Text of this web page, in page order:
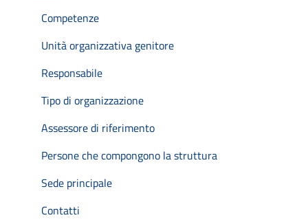
Competenze
Unità organizzativa genitore
Responsabile
Tipo di organizzazione
Assessore di riferimento
Persone che compongono la struttura
Sede principale
Contatti